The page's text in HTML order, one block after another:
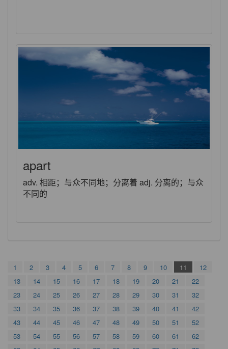
apart
adv. 相距；与众不同地；分离着 adj. 分离的；与众
不同的
1 2 3 4 5 6 7 8 9 10 11
12
13
14 15 16 17 18 19 20 21
22
23
24 25 26 27 28 29 30 31
32
33
34 35 36 37 38 39 40 41
42
43
44 45 46 47 48 49 50 51
52
53
54 55 56 57 58 59 60 61
62